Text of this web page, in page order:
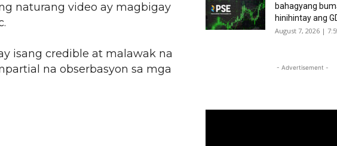
naturang video ay magbigay
isang credible at malawak na
na obserbasyon sa mga
bahagyang
hinihintay ang
August 7, 2026 |
- Advertisement -